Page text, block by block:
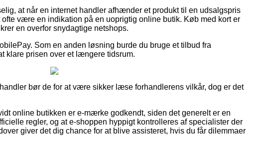
at når en internet handler afhænder et produkt til en udsalgspris
være en indikation på en uoprigtig online butik. Køb med kort er
en overfor snydagtige netshops.
Som en anden løsning burde du bruge et tilbud fra
klare prisen over et længere tidsrum.
bør de for at være sikker læse forhandlerens vilkår, dog er det
online butikken er e-mærke godkendt, siden det generelt er en
regler, og at e-shoppen hyppigt kontrolleres af specialister der
giver det dig chance for at blive assisteret, hvis du får dilemmaer